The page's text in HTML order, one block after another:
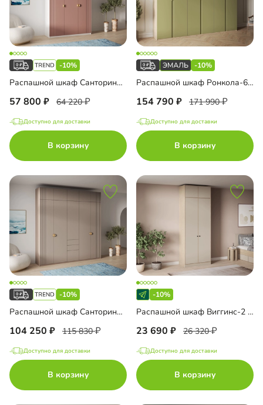
-10%
Распашной шкаф Санторини-3 Лайф с антресолью
57 800 64 220
Доступно для доставки
В корзину
-10%
Распашной шкаф Ронкола-6 Эмаль с антресолью
154 790 171 990
Доступно для доставки
В корзину
-10%
Распашной шкаф Санторини-5 Лайф с антресолью
104 250 115 830
Доступно для доставки
В корзину
-10%
Распашной шкаф Виггинс-2 с антресолью
23 690 26 320
Доступно для доставки
В корзину